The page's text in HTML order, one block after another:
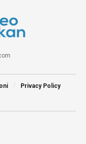
Privacy Policy